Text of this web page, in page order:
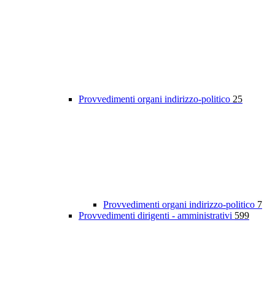
Provvedimenti organi indirizzo-politico 25
Provvedimenti organi indirizzo-politico 7
Provvedimenti dirigenti - amministrativi 599